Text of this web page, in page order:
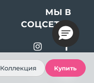
МЫ В
СОЦСЕТЯХ
Коллекция Купить